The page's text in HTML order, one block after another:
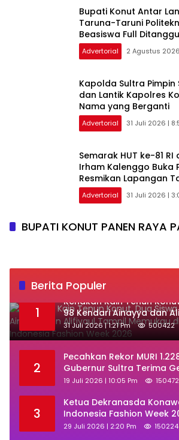
Bupati Konut Antar
Taruna-Taruni
Beasiswa Full
Advertorial 2 Agustus
‎Kapolda Sultra Pimpin
dan Lantik Kapolres
Nama yang Berganti
Advertorial 31 Juli 2026 |
Semarak HUT ke-81
Irham Kalenggo Buka
Resmikan Lapangan
Advertorial 31 Juli 2026 |
BUPATI KONUT PANEN RAYA
Berita Populer
1
‎Kenakan Kain Tenun
98 Kendari Ainayya dan
Memukau di Ajang BTN
Week 2026
31 Juli 2026 | 1:21 Pm 500422
2
Pecahkan Rekor MURI
Gubernur Sultra Terima
dan Ajak KKMM Bersinergi
19 Juli 2026 | 10:05 Pm 150472
3
Ketua Dekranasda
Indonesia Fashion Week
29 Juli 2026 | 2:20 Pm 150224